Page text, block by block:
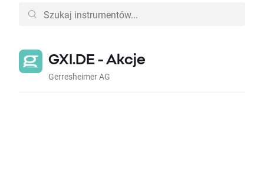
GXI.DE - Akcje
Gerresheimer AG